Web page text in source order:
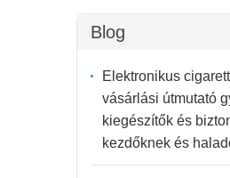
Blog
Elektronikus
vásárlási útmutató
kiegészítők és
kezdőknek és